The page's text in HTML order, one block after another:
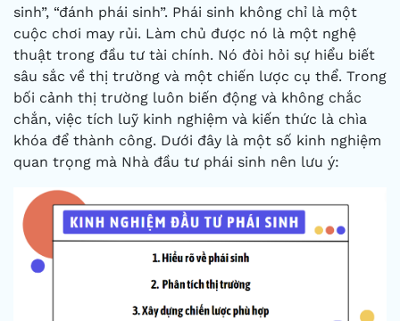
sinh”, “đánh phái sinh”. Phái sinh không chỉ là một
cuộc chơi may rủi. Làm chủ được nó là một nghệ
thuật trong đầu tư tài chính. Nó đòi hỏi sự hiểu biết
sâu sắc về thị trường và một chiến lược cụ thể. Trong
bối cảnh thị trường luôn biến động và không chắc
chắn, việc tích luỹ kinh nghiệm và kiến thức là chìa
khóa để thành công. Dưới đây là một số kinh nghiệm
quan trọng mà Nhà đầu tư phái sinh nên lưu ý: